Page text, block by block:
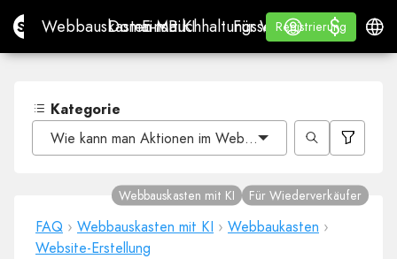
Site.proWebbauskasten mit KI
Webbauskasten mit KI
Domains
Domains
E-Mail
E-MailBuchhaltungssoftware
Buchhaltungssoftware
Für
Für Wiederverkäufer
WHITE LABEL
Lernen
Lernen
Registrierung
Registrierung
Anmelden
$
$
Kategorie
Wie kann man Aktionen im Website-Builder rückgängig
FAQ › Webbauskasten mit KI › Webbaukasten ›
Website-Erstellung
Webbauskasten mit KI Für Wiederverkäufer